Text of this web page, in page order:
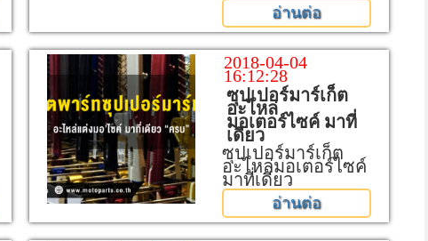
อ่านต่อ
2018-04-04
16:12:28
ซุปเปอร์มาร์เก็ต
อะไหล่
มอเตอร์ไซค์ มาที่
เดียว
ซุปเปอร์มาร์เก็ต
อะไหล่มอเตอร์ไซค์
มาที่เดียว
อ่านต่อ